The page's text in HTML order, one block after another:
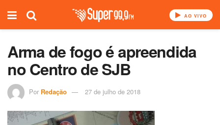
AO VIVO
Arma de fogo é apreendida
no Centro de SJB
Por Redação 27 de julho de 2018